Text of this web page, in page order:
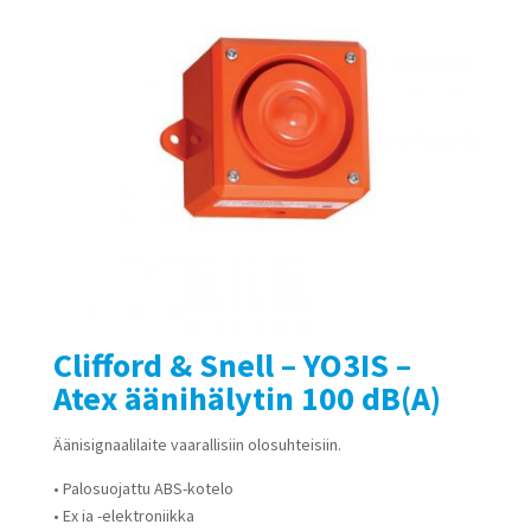
Clifford & Snell – YO3IS –
Atex äänihälytin 100 dB(A)
Äänisignaalilaite vaarallisiin olosuhteisiin.
• Palosuojattu ABS-kotelo
• Ex ia -elektroniikka